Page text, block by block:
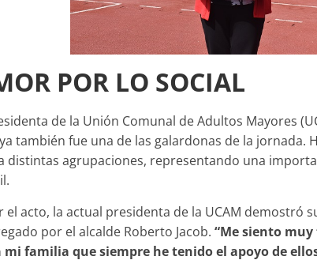
POR LO SOCIAL
de la Unión Comunal de Adultos Mayores
también fue una de las galardonas de la jornada.
distintas agrupaciones, representando una
el acto, la actual presidenta de la UCAM demostró
por el alcalde Roberto Jacob. “Me siento
mi familia que siempre he tenido el apoyo de